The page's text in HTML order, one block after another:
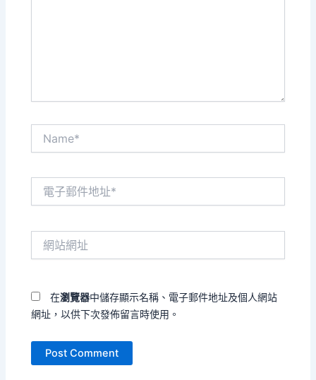
在瀏覽器中儲存顯示名稱、電子郵件地址及個人網站
網址，以供下次發佈留言時使用。